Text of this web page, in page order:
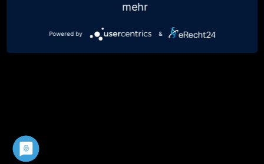
mehr
Powered by &